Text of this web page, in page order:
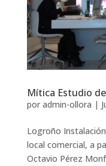
Mítica Estudio
por admin-ollora |
Logroño
local comercial, a
Octavio Pérez